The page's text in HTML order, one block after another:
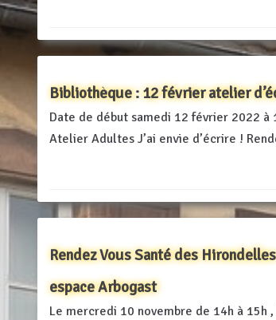
Bibliothèque : 12 février atelier
Date de début samedi 12 février 2022 à
Atelier Adultes J’ai envie d’écrire !
Rendez Vous Santé des
espace Arbogast
Le mercredi 10 novembre de 14h à 15h